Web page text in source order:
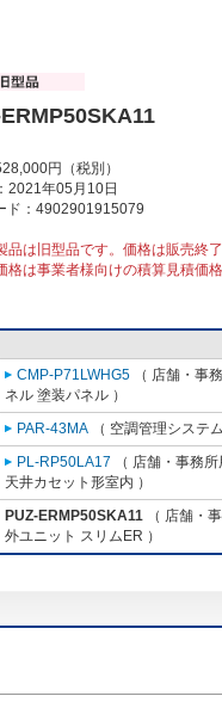
円（税別）
2021年05月10日
ド：4902901915079
品は旧型品です。価格は販売終
格は事業者様向けの積算見積価
CMP-P71LWHG5 （ 店舗・事
ネル 塗装パネル ）
PAR-43MA （ 空調管理システ
PL-RP50LA17 （ 店舗・事務
天井カセット形室内 ）
PUZ-ERMP50SKA11 （ 店舗・
外ユニット スリムER ）